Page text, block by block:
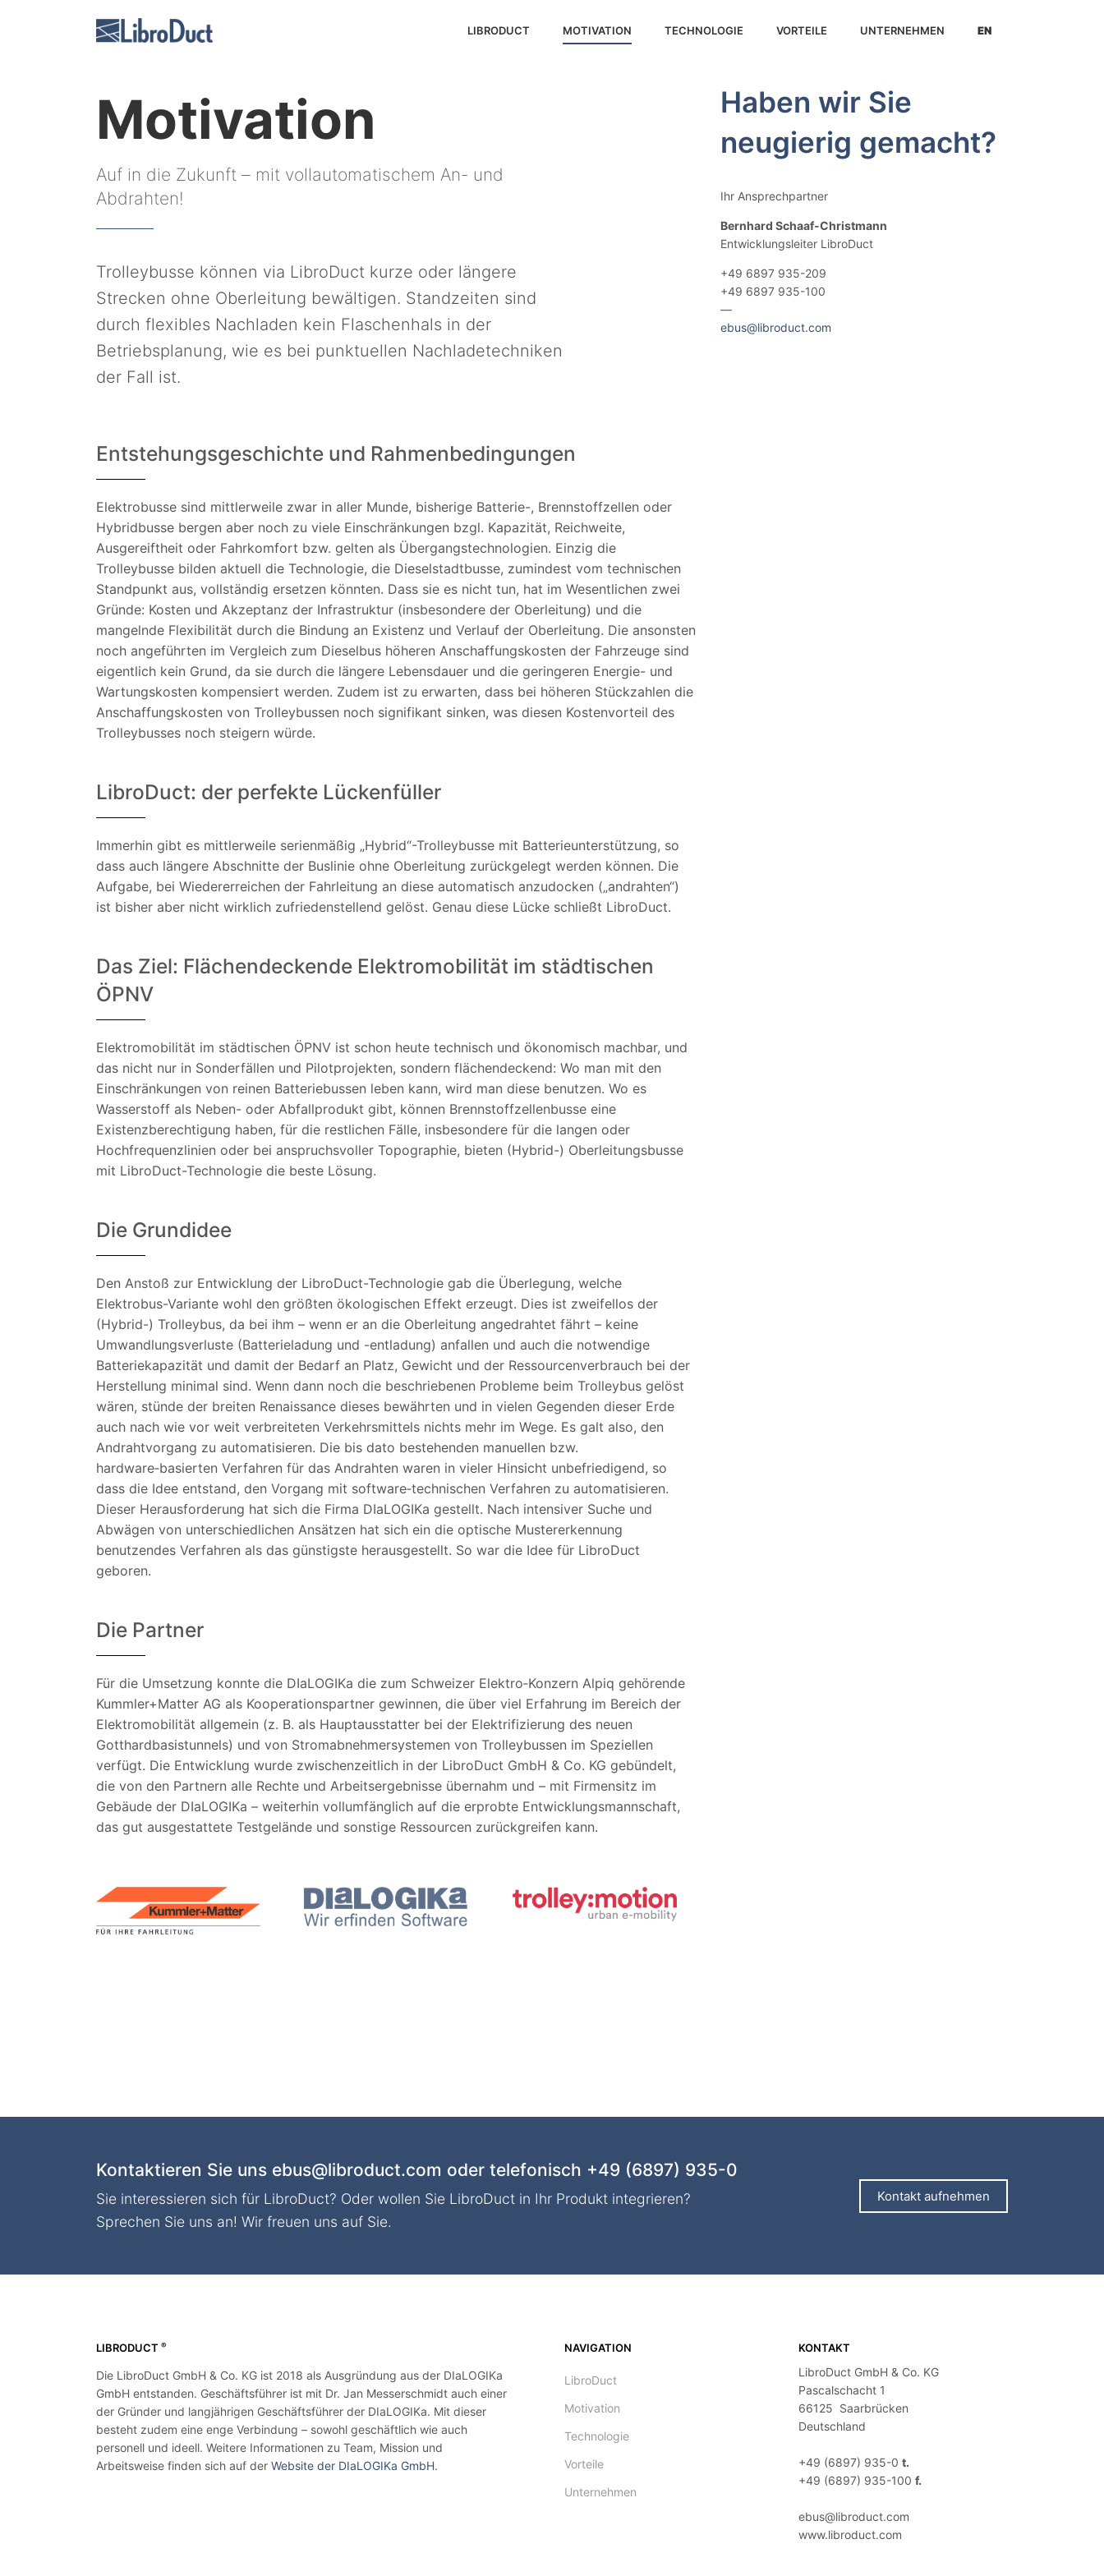
LIBRODUCT MOTIVATION (AUSGEWÄHLT)
TECHNOLOGIE VORTEILE UNTERNEHMEN EN
Motivation
Auf in die Zukunft – mit vollautomatischem An- und
Abdrahten!
Trolleybusse können via LibroDuct kurze oder längere
Strecken ohne Oberleitung bewältigen. Standzeiten sind
durch flexibles Nachladen kein Flaschenhals in der
Betriebsplanung, wie es bei punktuellen Nachladetechniken
der Fall ist.
Entstehungsgeschichte und Rahmenbedingungen
Elektrobusse sind mittlerweile zwar in aller Munde, bisherige Batterie-, Brennstoffzellen oder
Hybridbusse bergen aber noch zu viele Einschränkungen bzgl. Kapazität, Reichweite,
Ausgereiftheit oder Fahrkomfort bzw. gelten als Übergangstechnologien. Einzig die
Trolleybusse bilden aktuell die Technologie, die Dieselstadtbusse, zumindest vom technischen
Standpunkt aus, vollständig ersetzen könnten. Dass sie es nicht tun, hat im Wesentlichen zwei
Gründe: Kosten und Akzeptanz der Infrastruktur (insbesondere der Oberleitung) und die
mangelnde Flexibilität durch die Bindung an Existenz und Verlauf der Oberleitung. Die ansonsten
noch angeführten im Vergleich zum Dieselbus höheren Anschaffungskosten der Fahrzeuge sind
eigentlich kein Grund, da sie durch die längere Lebensdauer und die geringeren Energie- und
Wartungskosten kompensiert werden. Zudem ist zu erwarten, dass bei höheren Stückzahlen die
Anschaffungskosten von Trolleybussen noch signifikant sinken, was diesen Kostenvorteil des
Trolleybusses noch steigern würde.
LibroDuct: der perfekte Lückenfüller
Immerhin gibt es mittlerweile serienmäßig „Hybrid“-Trolleybusse mit Batterieunterstützung, so
dass auch längere Abschnitte der Buslinie ohne Oberleitung zurückgelegt werden können. Die
Aufgabe, bei Wiedererreichen der Fahrleitung an diese automatisch anzudocken („andrahten“)
ist bisher aber nicht wirklich zufriedenstellend gelöst. Genau diese Lücke schließt LibroDuct.
Das Ziel: Flächendeckende Elektromobilität im städtischen
ÖPNV
Elektromobilität im städtischen ÖPNV ist schon heute technisch und ökonomisch machbar, und
das nicht nur in Sonderfällen und Pilotprojekten, sondern flächendeckend: Wo man mit den
Einschränkungen von reinen Batteriebussen leben kann, wird man diese benutzen. Wo es
Wasserstoff als Neben- oder Abfallprodukt gibt, können Brennstoffzellenbusse eine
Existenzberechtigung haben, für die restlichen Fälle, insbesondere für die langen oder
Hochfrequenzlinien oder bei anspruchsvoller Topographie, bieten (Hybrid-) Oberleitungsbusse
mit LibroDuct-Technologie die beste Lösung.
Die Grundidee
Den Anstoß zur Entwicklung der LibroDuct-Technologie gab die Überlegung, welche
Elektrobus-Variante wohl den größten ökologischen Effekt erzeugt. Dies ist zweifellos der
(Hybrid-) Trolleybus, da bei ihm – wenn er an die Oberleitung angedrahtet fährt – keine
Umwandlungsverluste (Batterieladung und -entladung) anfallen und auch die notwendige
Batteriekapazität und damit der Bedarf an Platz, Gewicht und der Ressourcenverbrauch bei der
Herstellung minimal sind. Wenn dann noch die beschriebenen Probleme beim Trolleybus gelöst
wären, stünde der breiten Renaissance dieses bewährten und in vielen Gegenden dieser Erde
auch nach wie vor weit verbreiteten Verkehrsmittels nichts mehr im Wege. Es galt also, den
Andrahtvorgang zu automatisieren. Die bis dato bestehenden manuellen bzw.
hardware‑basierten Verfahren für das Andrahten waren in vieler Hinsicht unbefriedigend, so
dass die Idee entstand, den Vorgang mit software‑technischen Verfahren zu automatisieren.
Dieser Herausforderung hat sich die Firma DIaLOGIKa gestellt. Nach intensiver Suche und
Abwägen von unterschiedlichen Ansätzen hat sich ein die optische Mustererkennung
benutzendes Verfahren als das günstigste herausgestellt. So war die Idee für LibroDuct
geboren.
Die Partner
Für die Umsetzung konnte die DIaLOGIKa die zum Schweizer Elektro‑Konzern Alpiq gehörende
Kummler+Matter AG als Kooperationspartner gewinnen, die über viel Erfahrung im Bereich der
Elektromobilität allgemein (z. B. als Hauptausstatter bei der Elektrifizierung des neuen
Gotthardbasistunnels) und von Stromabnehmersystemen von Trolleybussen im Speziellen
verfügt. Die Entwicklung wurde zwischenzeitlich in der LibroDuct GmbH & Co. KG gebündelt,
die von den Partnern alle Rechte und Arbeitsergebnisse übernahm und – mit Firmensitz im
Gebäude der DIaLOGIKa – weiterhin vollumfänglich auf die erprobte Entwicklungsmannschaft,
das gut ausgestattete Testgelände und sonstige Ressourcen zurückgreifen kann.
Haben wir Sie
neugierig gemacht?
Ihr Ansprechpartner
Bernhard Schaaf-Christmann
Entwicklungsleiter LibroDuct
+49 6897 935-209
+49 6897 935-100
—
ebus@libroduct.com
Kontaktieren Sie uns ebus@libroduct.com oder telefonisch +49 (6897) 935-0
Sie interessieren sich für LibroDuct? Oder wollen Sie LibroDuct in Ihr Produkt integrieren?
Sprechen Sie uns an! Wir freuen uns auf Sie.
Kontakt aufnehmen
LIBRODUCT ®
Die LibroDuct GmbH & Co. KG ist 2018 als Ausgründung aus der DIaLOGIKa
GmbH entstanden. Geschäftsführer ist mit Dr. Jan Messerschmidt auch einer
der Gründer und langjährigen Geschäftsführer der DIaLOGIKa. Mit dieser
besteht zudem eine enge Verbindung – sowohl geschäftlich wie auch
personell und ideell. Weitere Informationen zu Team, Mission und
Arbeitsweise finden sich auf der Website der DIaLOGIKa GmbH.
NAVIGATION
LibroDuct
Motivation
Technologie
Vorteile
Unternehmen
KONTAKT
LibroDuct GmbH & Co. KG
Pascalschacht 1
66125 Saarbrücken
Deutschland
+49 (6897) 935-0 t.
+49 (6897) 935-100 f.
ebus@libroduct.com
www.libroduct.com